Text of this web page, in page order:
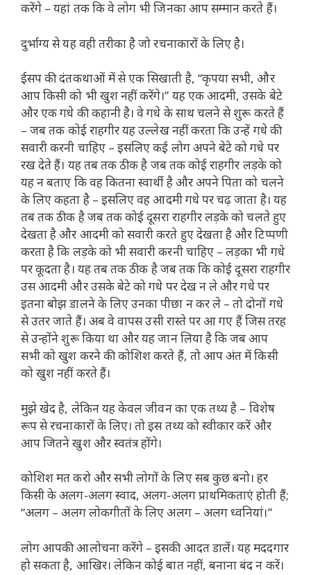
करेंगे – यहां तक ​​कि वे लोग भी जिनका आप सम्मान करते हैं।
दुर्भाग्य से यह वही तरीका है जो रचनाकारों के लिए है।
ईसप की दंतकथाओं में से एक सिखाती है, “कृपया सभी, और
आप किसी को भी खुश नहीं करेंगे।” यह एक आदमी, उसके बेटे
और एक गधे की कहानी है। वे गधे के साथ चलने से शुरू करते हैं
– जब तक कोई राहगीर यह उल्लेख नहीं करता कि उन्हें गधे की
सवारी करनी चाहिए – इसलिए कई लोग अपने बेटे को गधे पर
रख देते हैं। यह तब तक ठीक है जब तक कोई राहगीर लड़के को
यह न बताए कि वह कितना स्वार्थी है और अपने पिता को चलने
के लिए कहता है – इसलिए वह आदमी गधे पर चढ़ जाता है। यह
तब तक ठीक है जब तक कोई दूसरा राहगीर लड़के को चलते हुए
देखता है और आदमी को सवारी करते हुए देखता है और टिप्पणी
करता है कि लड़के को भी सवारी करनी चाहिए – लड़का भी गधे
पर कूदता है। यह तब तक ठीक है जब तक कि कोई दूसरा राहगीर
उस आदमी और उसके बेटे को गधे पर देख न ले और गधे पर
इतना बोझ डालने के लिए उनका पीछा न कर ले – तो दोनों गधे
से उतर जाते हैं। अब वे वापस उसी रास्ते पर आ गए हैं जिस तरह
से उन्होंने शुरू किया था और यह जान लिया है कि जब आप
सभी को खुश करने की कोशिश करते हैं, तो आप अंत में किसी
को खुश नहीं करते हैं।
मुझे खेद है, लेकिन यह केवल जीवन का एक तथ्य है – विशेष
रूप से रचनाकारों के लिए। तो इस तथ्य को स्वीकार करें और
आप जितने खुश और स्वतंत्र होंगे।
कोशिश मत करो और सभी लोगों के लिए सब कुछ बनो। हर
किसी के अलग-अलग स्वाद, अलग-अलग प्राथमिकताएं होती हैं;
“अलग – अलग लोकगीतों के लिए अलग – अलग ध्वनियां।”
लोग आपकी आलोचना करेंगे – इसकी आदत डालें। यह मददगार
हो सकता है, आखिर। लेकिन कोई बात नहीं, बनाना बंद न करें।